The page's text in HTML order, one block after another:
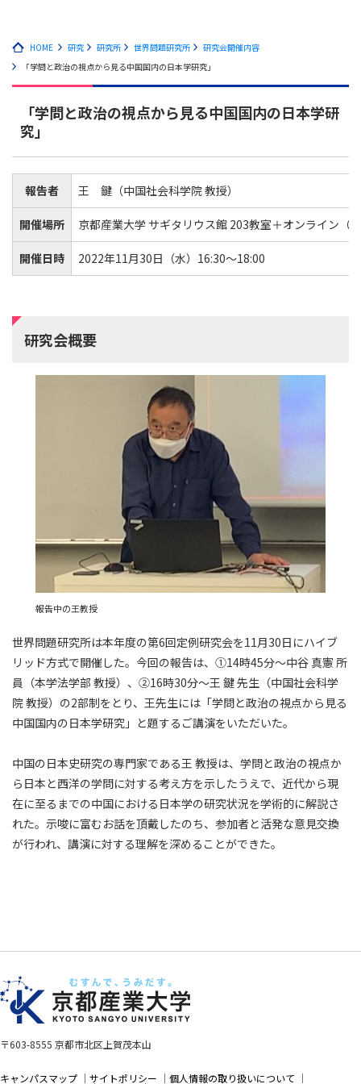
HOME 研究 研究所 世界問題研究所
研究会開催内容
「学問と政治の視点から見る中国国内の日本学研究」
「学問と政治の視点から見る中国国内の日本学研
究」
報告者 王 鍵（中国社会科学院 教授）
開催場所 京都産業大学 サギタリウス館 203教室＋オンライン（
開催日時 2022年11月30日（水）16:30～18:00
研究会概要
報告中の王教授
世界問題研究所は本年度の第6回定例研究会を11月30日にハイブ
リッド方式で開催した。今回の報告は、①14時45分～中谷 真憲 所
員（本学法学部 教授）、②16時30分～王 鍵 先生（中国社会科学
院 教授）の2部制をとり、王先生には「学問と政治の視点から見る
中国国内の日本学研究」と題するご講演をいただいた。
中国の日本史研究の専門家である王 教授は、学問と政治の視点か
ら日本と西洋の学問に対する考え方を示したうえで、近代から現
在に至るまでの中国における日本学の研究状況を学術的に解説さ
れた。示唆に富むお話を頂戴したのち、参加者と活発な意見交換
が行われ、講演に対する理解を深めることができた。
〒603-8555 京都市北区上賀茂本山
キャンパスマップ サイトポリシー 個人情報の取り扱いについて